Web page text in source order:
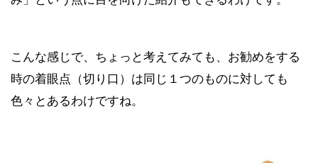
こんな感じで、ちょっと考えてみても、お勧めをする
時の着眼点（切り口）は同じ１つのものに対しても
色々とあるわけですね。